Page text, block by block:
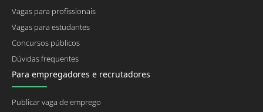
Vagas para profissionais
Vagas para estudantes
Concursos públicos
Dúvidas frequentes
Para empregadores e recrutadores
Publicar vaga de emprego